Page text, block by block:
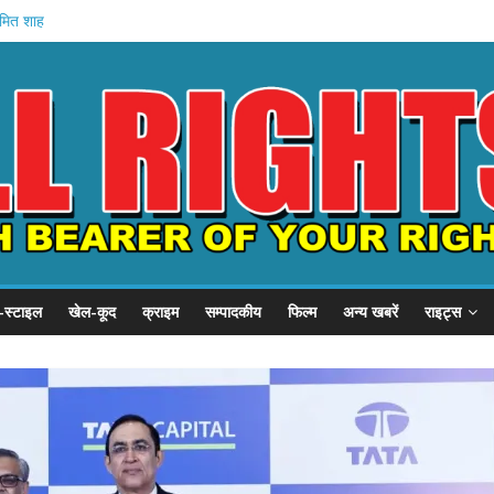
शाह
मंत्रालय
रोका
खेल-कूद क्राइम सम्पादकीय फिल्म अन्य खबरें राइट्स